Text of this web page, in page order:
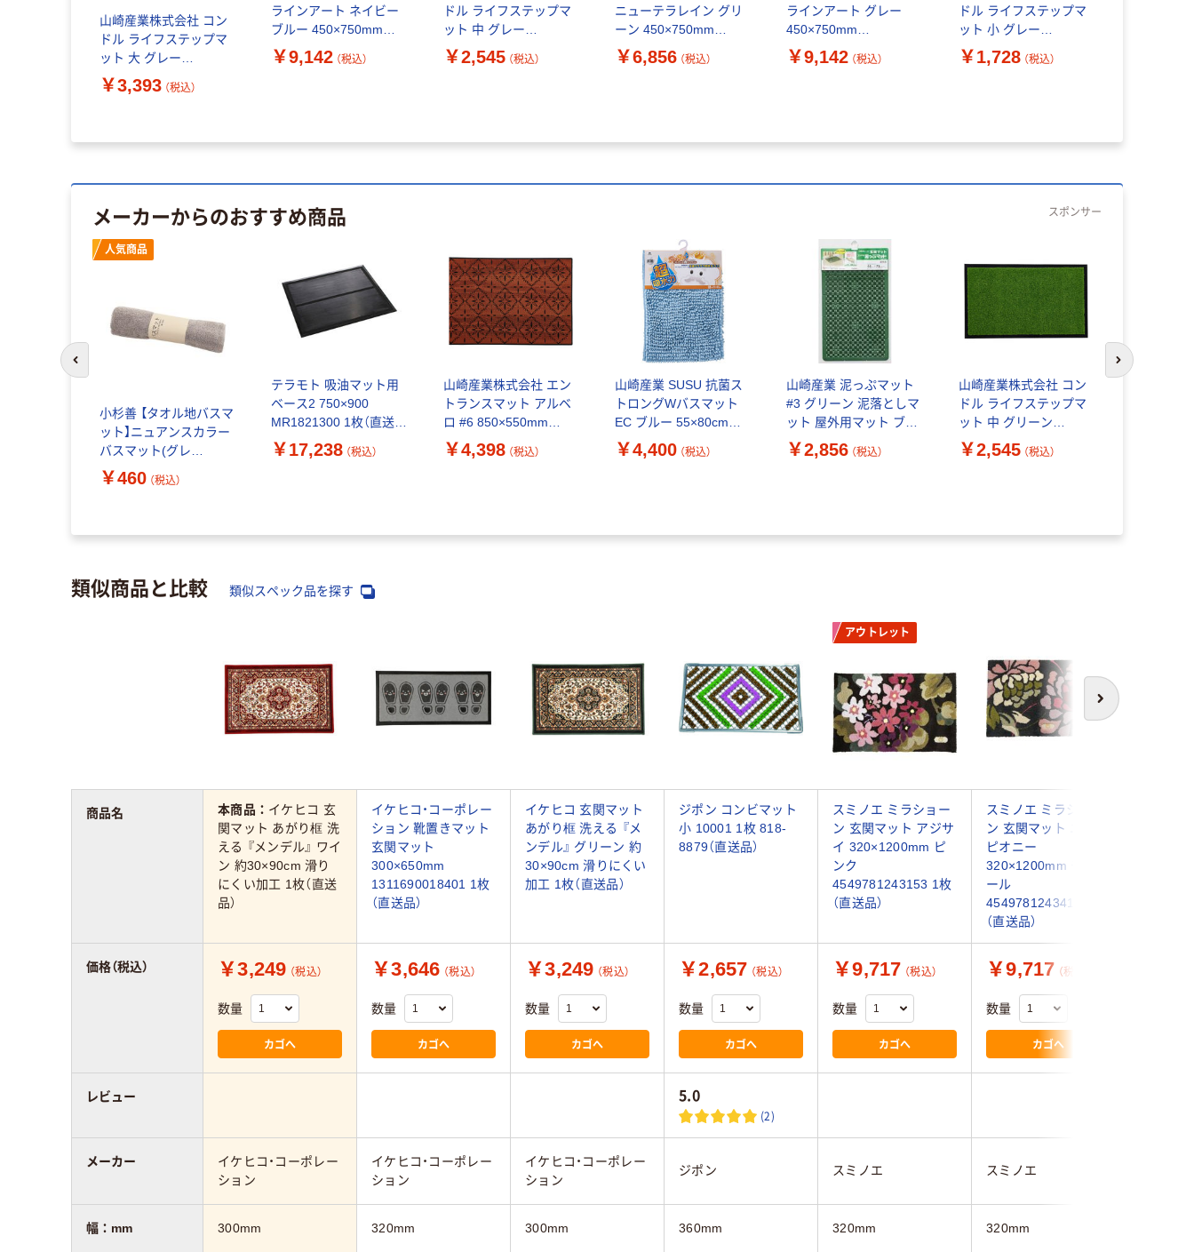
山崎産業株式会社 コン
ドル ライフステップマ
ット 大 グレー
800×500mm
4903180252596 1枚（直
￥3,393 （税込）
ラインアート ネイビー
ブルー 450×750mm
MR0560803_450×750
mm 1枚（直送品）
￥9,142 （税込）
ドル ライフステップマ
ット 中 グレー
650×390mm
4903180252572 1枚（直
￥2,545 （税込）
ニューテラレイン グリ
ーン 450×750mm
MR0250801_450×750
mm 1枚（直送品）
￥6,856 （税込）
ラインアート グレー
450×750mm
MR0560805_450×750
mm 1枚（直送品）
￥9,142 （税込）
ドル ライフステップマ
ット 小 グレー
500×320mm
4903180252558 1枚（直
￥1,728 （税込）
メーカーからのおすすめ商品 スポンサー
人気商品
小杉善 【タオル地バスマ
ット】ニュアンスカラー
バスマット(グレ
ー)40×60cm ZGBM-
550(5)GY 1枚
￥460 （税込）
テラモト 吸油マット用
ベース2 750×900
MR1821300 1枚（直送
品）
￥17,238 （税込）
山崎産業株式会社 エン
トランスマット アルベ
ロ #6 850×550mm
4903180205875 1枚（直
送品）
￥4,398 （税込）
山崎産業 SUSU 抗菌ス
トロングWバスマット
EC ブルー 55×80cm
4903180205769 1枚（直
送品）
￥4,400 （税込）
山崎産業 泥っぷマット
#3 グリーン 泥落としマ
ット 屋外用マット ブラ
シマット 玄関マット
450×750ｍｍ 1枚
￥2,856 （税込）
山崎産業株式会社 コン
ドル ライフステップマ
ット 中 グリーン
650×390mm
4903180252565 1枚（直
￥2,545 （税込）
次のスライド
類似商品と比較 類似スペック品を探す
次へ
アウトレット
本商品： イケヒコ 玄
関マット あがり框 洗
える 『メンデル』 ワイ
ン 約30×90cm 滑り
にくい加工 1枚（直送
品）
イケヒコ・コーポレー
ション 靴置きマット
玄関マット
300×650mm
1311690018401 1枚
（直送品）
イケヒコ 玄関マット
あがり框 洗える 『メ
ンデル』 グリーン 約
30×90cm 滑りにくい
加工 1枚（直送品）
ジポン コンビマット
小 10001 1枚 818-
8879（直送品）
スミノエ ミラショー
ン 玄関マット アジサ
イ 320×1200mm ピ
ンク
4549781243153 1枚
（直送品）
スミノエ ミラショー
ン 玄関マット ニュー
ピオニー
320×1200mm チャコ
ール
4549781243412 1枚
（直送品）
￥3,249 （税込）
数量
カゴへ
￥3,646 （税込）
数量
カゴへ
￥3,249 （税込）
数量
カゴへ
￥2,657 （税込）
数量
カゴへ
￥9,717 （税込）
数量
カゴへ
￥9,717 （税込）
数量
カゴへ
5.0
(2)
イケヒコ・コーポレー
ション
イケヒコ・コーポレー
ション
イケヒコ・コーポレー
ション
ジポン スミノエ スミノエ
300mm 320mm 300mm 360mm 320mm 320mm
商品名
価格（税込）
レビュー
メーカー
幅：mm